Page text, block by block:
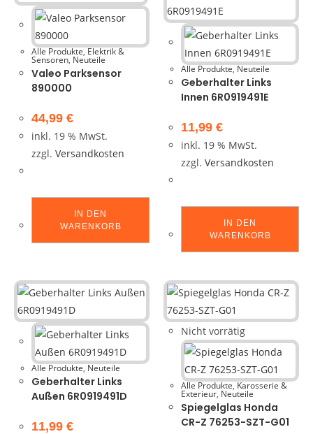
Alle Produkte,Elektrik &
Sensoren, Neuteile
Valeo Parksensor
890000
44,99 €
inkl. 19 % MwSt.
zzgl. Versandkosten
IN DEN
WARENKORB
Alle Produkte,Neuteile
Geberhalter Links
Innen 6R0919491E
11,99 €
inkl. 19 % MwSt.
zzgl. Versandkosten
IN DEN
WARENKORB
Alle Produkte,Neuteile
Geberhalter Links
Außen 6R0919491D
11,99 €
Nicht vorrätig
Alle Produkte,Karosserie &
Exterieur, Neuteile
Spiegelglas Honda
CR-Z 76253-SZT-G01